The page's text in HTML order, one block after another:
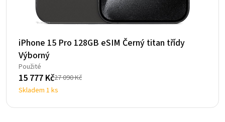
iPhone 15 Pro 128GB eSIM Černý titan třídy
Výborný
Použité
27 090Kč
Původní
cena
byla:
15 777 Kč
Aktuální
cena
je:
Skladem 1 ks